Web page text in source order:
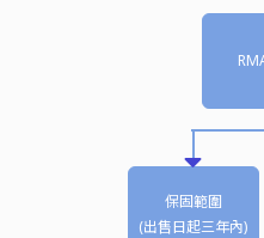
保固範圍
(出售日起三年內)